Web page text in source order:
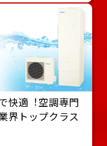
快適︕空調専⾨
界トップクラス